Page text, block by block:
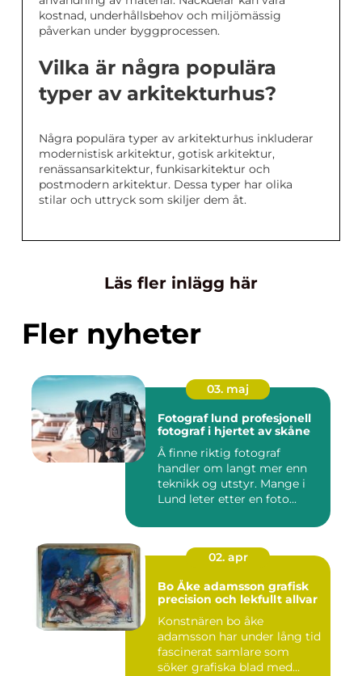
kostnad, underhållsbehov och miljömässig
påverkan under byggprocessen.
Vilka är några populära
typer av arkitekturhus?
Några populära typer av arkitekturhus inkluderar
modernistisk arkitektur, gotisk arkitektur,
renässansarkitektur, funkisarkitektur och
postmodern arkitektur. Dessa typer har olika
stilar och uttryck som skiljer dem åt.
Läs fler inlägg här
Fler nyheter
03. maj
Fotograf lund profesjonell
fotograf i hjertet av skåne
Å finne riktig fotograf
handler om langt mer enn
teknikk og utstyr. Mange i
Lund leter etter en foto...
02. apr
Bo Åke adamsson grafisk
precision och lekfullt allvar
Konstnären bo åke
adamsson har under lång tid
fascinerat samlare som
söker grafiska blad med